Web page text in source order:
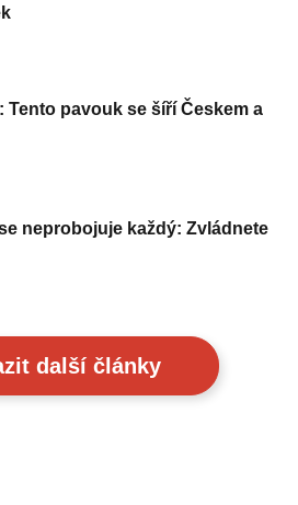
Tento pavouk se šíří Českem a
neprobojuje každý: Zvládnete
další články